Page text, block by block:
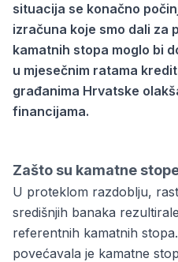
situacija se konačno
izračuna koje smo dali za
kamatnih stopa moglo bi
u mjesečnim ratama
građanima Hrvatske
financijama.
Zašto su kamatne
U proteklom razdoblju,
središnjih banaka
referentnih kamatnih
povećavala je kamatne